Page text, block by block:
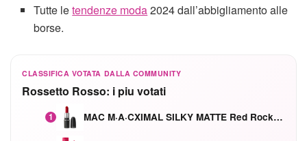
Tutte letendenze moda2024 dall’abbigliamento alle
borse.
CLASSIFICA VOTATA DALLA COMMUNITY
Rossetto Rosso: i piu votati
1 MAC M·A·CXIMAL SILKY MATTE Red Rock mat